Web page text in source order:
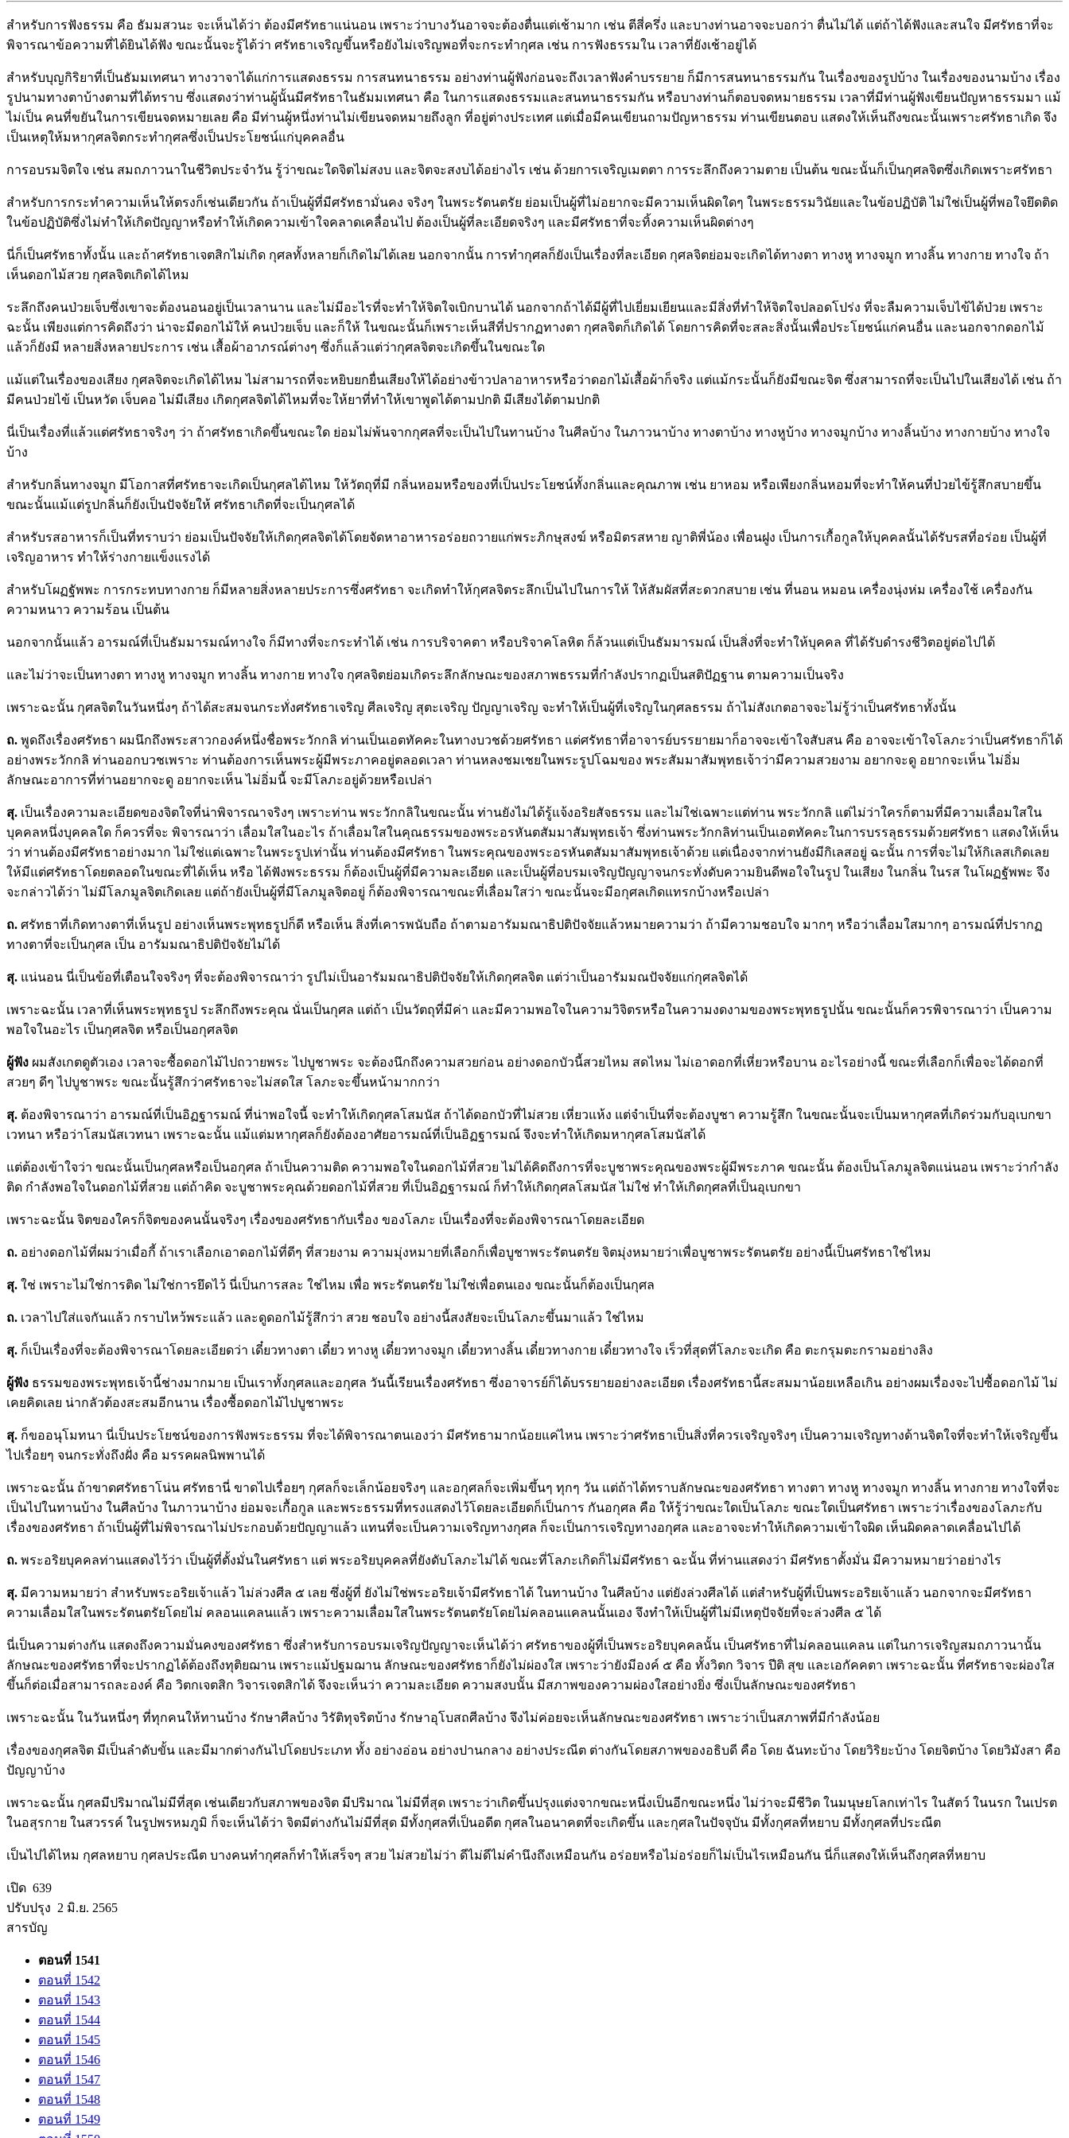
สำหรับการฟังธรรม คือ ธัมมสวนะ จะเห็นได้ว่า ต้องมีศรัทธาแน่นอน เพราะว่าบางวันอาจจะต้องตื่นแต่เช้ามาก เช่น ตีสี่ครึ่ง และบางท่านอาจจะบอกว่า ตื่นไม่ได้ แต่ถ้าได้ฟังและสนใจ มีศรัทธาที่จะ
พิจารณาข้อความที่ได้ยินได้ฟัง ขณะนั้นจะรู้ได้ว่า ศรัทธาเจริญขึ้นหรือยังไม่เจริญพอที่จะกระทำกุศล เช่น การฟังธรรมใน เวลาที่ยังเช้าอยู่ได้
สำหรับบุญกิริยาที่เป็นธัมมเทศนา ทางวาจาได้แก่การแสดงธรรม การสนทนาธรรม อย่างท่านผู้ฟังก่อนจะถึงเวลาฟังคำบรรยาย ก็มีการสนทนาธรรมกัน ในเรื่องของรูปบ้าง ในเรื่องของนามบ้าง เรื่อง
รูปนามทางตาบ้างตามที่ได้ทราบ ซึ่งแสดงว่าท่านผู้นั้นมีศรัทธาในธัมมเทศนา คือ ในการแสดงธรรมและสนทนาธรรมกัน หรือบางท่านก็ตอบจดหมายธรรม เวลาที่มีท่านผู้ฟังเขียนปัญหาธรรมมา แม้
ไม่เป็น คนที่ขยันในการเขียนจดหมายเลย คือ มีท่านผู้หนึ่งท่านไม่เขียนจดหมายถึงลูก ที่อยู่ต่างประเทศ แต่เมื่อมีคนเขียนถามปัญหาธรรม ท่านเขียนตอบ แสดงให้เห็นถึงขณะนั้นเพราะศรัทธาเกิด จึง
เป็นเหตุให้มหากุศลจิตกระทำกุศลซึ่งเป็นประโยชน์แก่บุคคลอื่น
การอบรมจิตใจ เช่น สมถภาวนาในชีวิตประจำวัน รู้ว่าขณะใดจิตไม่สงบ และจิตจะสงบได้อย่างไร เช่น ด้วยการเจริญเมตตา การระลึกถึงความตาย เป็นต้น ขณะนั้นก็เป็นกุศลจิตซึ่งเกิดเพราะศรัทธา
สำหรับการกระทำความเห็นให้ตรงก็เช่นเดียวกัน ถ้าเป็นผู้ที่มีศรัทธามั่นคง จริงๆ ในพระรัตนตรัย ย่อมเป็นผู้ที่ไม่อยากจะมีความเห็นผิดใดๆ ในพระธรรมวินัยและในข้อปฏิบัติ ไม่ใช่เป็นผู้ที่พอใจยึดติด
ในข้อปฏิบัติซึ่งไม่ทำให้เกิดปัญญาหรือทำให้เกิดความเข้าใจคลาดเคลื่อนไป ต้องเป็นผู้ที่ละเอียดจริงๆ และมีศรัทธาที่จะทิ้งความเห็นผิดต่างๆ
นี่ก็เป็นศรัทธาทั้งนั้น และถ้าศรัทธาเจตสิกไม่เกิด กุศลทั้งหลายก็เกิดไม่ได้เลย นอกจากนั้น การทำกุศลก็ยังเป็นเรื่องที่ละเอียด กุศลจิตย่อมจะเกิดได้ทางตา ทางหู ทางจมูก ทางลิ้น ทางกาย ทางใจ ถ้า
เห็นดอกไม้สวย กุศลจิตเกิดได้ไหม
ระลึกถึงคนป่วยเจ็บซึ่งเขาจะต้องนอนอยู่เป็นเวลานาน และไม่มีอะไรที่จะทำให้จิตใจเบิกบานได้ นอกจากถ้าได้มีผู้ที่ไปเยี่ยมเยียนและมีสิ่งที่ทำให้จิตใจปลอดโปร่ง ที่จะลืมความเจ็บไข้ได้ป่วย เพราะ
ฉะนั้น เพียงแต่การคิดถึงว่า น่าจะมีดอกไม้ให้ คนป่วยเจ็บ และก็ให้ ในขณะนั้นก็เพราะเห็นสีที่ปรากฏทางตา กุศลจิตก็เกิดได้ โดยการคิดที่จะสละสิ่งนั้นเพื่อประโยชน์แก่คนอื่น และนอกจากดอกไม้
แล้วก็ยังมี หลายสิ่งหลายประการ เช่น เสื้อผ้าอาภรณ์ต่างๆ ซึ่งก็แล้วแต่ว่ากุศลจิตจะเกิดขึ้นในขณะใด
แม้แต่ในเรื่องของเสียง กุศลจิตจะเกิดได้ไหม ไม่สามารถที่จะหยิบยกยื่นเสียงให้ได้อย่างข้าวปลาอาหารหรือว่าดอกไม้เสื้อผ้าก็จริง แต่แม้กระนั้นก็ยังมีขณะจิต ซึ่งสามารถที่จะเป็นไปในเสียงได้ เช่น ถ้า
มีคนป่วยไข้ เป็นหวัด เจ็บคอ ไม่มีเสียง เกิดกุศลจิตได้ไหมที่จะให้ยาที่ทำให้เขาพูดได้ตามปกติ มีเสียงได้ตามปกติ
นี่เป็นเรื่องที่แล้วแต่ศรัทธาจริงๆ ว่า ถ้าศรัทธาเกิดขึ้นขณะใด ย่อมไม่พ้นจากกุศลที่จะเป็นไปในทานบ้าง ในศีลบ้าง ในภาวนาบ้าง ทางตาบ้าง ทางหูบ้าง ทางจมูกบ้าง ทางลิ้นบ้าง ทางกายบ้าง ทางใจ
บ้าง
สำหรับกลิ่นทางจมูก มีโอกาสที่ศรัทธาจะเกิดเป็นกุศลได้ไหม ให้วัตถุที่มี กลิ่นหอมหรือของที่เป็นประโยชน์ทั้งกลิ่นและคุณภาพ เช่น ยาหอม หรือเพียงกลิ่นหอมที่จะทำให้คนที่ป่วยไข้รู้สึกสบายขึ้น
ขณะนั้นแม้แต่รูปกลิ่นก็ยังเป็นปัจจัยให้ ศรัทธาเกิดที่จะเป็นกุศลได้
สำหรับรสอาหารก็เป็นที่ทราบว่า ย่อมเป็นปัจจัยให้เกิดกุศลจิตได้โดยจัดหาอาหารอร่อยถวายแก่พระภิกษุสงฆ์ หรือมิตรสหาย ญาติพี่น้อง เพื่อนฝูง เป็นการเกื้อกูลให้บุคคลนั้นได้รับรสที่อร่อย เป็นผู้ที่
เจริญอาหาร ทำให้ร่างกายแข็งแรงได้
สำหรับโผฏฐัพพะ การกระทบทางกาย ก็มีหลายสิ่งหลายประการซึ่งศรัทธา จะเกิดทำให้กุศลจิตระลึกเป็นไปในการให้ ให้สัมผัสที่สะดวกสบาย เช่น ที่นอน หมอน เครื่องนุ่งห่ม เครื่องใช้ เครื่องกัน
ความหนาว ความร้อน เป็นต้น
นอกจากนั้นแล้ว อารมณ์ที่เป็นธัมมารมณ์ทางใจ ก็มีทางที่จะกระทำได้ เช่น การบริจาคตา หรือบริจาคโลหิต ก็ล้วนแต่เป็นธัมมารมณ์ เป็นสิ่งที่จะทำให้บุคคล ที่ได้รับดำรงชีวิตอยู่ต่อไปได้
และไม่ว่าจะเป็นทางตา ทางหู ทางจมูก ทางลิ้น ทางกาย ทางใจ กุศลจิตย่อมเกิดระลึกลักษณะของสภาพธรรมที่กำลังปรากฏเป็นสติปัฏฐาน ตามความเป็นจริง
เพราะฉะนั้น กุศลจิตในวันหนึ่งๆ ถ้าได้สะสมจนกระทั่งศรัทธาเจริญ ศีลเจริญ สุตะเจริญ ปัญญาเจริญ จะทำให้เป็นผู้ที่เจริญในกุศลธรรม ถ้าไม่สังเกตอาจจะไม่รู้ว่าเป็นศรัทธาทั้งนั้น
ถ. พูดถึงเรื่องศรัทธา ผมนึกถึงพระสาวกองค์หนึ่งชื่อพระวักกลิ ท่านเป็นเอตทัคคะในทางบวชด้วยศรัทธา แต่ศรัทธาที่อาจารย์บรรยายมาก็อาจจะเข้าใจสับสน คือ อาจจะเข้าใจโลภะว่าเป็นศรัทธาก็ได้
อย่างพระวักกลิ ท่านออกบวชเพราะ ท่านต้องการเห็นพระผู้มีพระภาคอยู่ตลอดเวลา ท่านหลงชมเชยในพระรูปโฉมของ พระสัมมาสัมพุทธเจ้าว่ามีความสวยงาม อยากจะดู อยากจะเห็น ไม่อิ่ม
ลักษณะอาการที่ท่านอยากจะดู อยากจะเห็น ไม่อิ่มนี้ จะมีโลภะอยู่ด้วยหรือเปล่า
สุ. เป็นเรื่องความละเอียดของจิตใจที่น่าพิจารณาจริงๆ เพราะท่าน พระวักกลิในขณะนั้น ท่านยังไม่ได้รู้แจ้งอริยสัจธรรม และไม่ใช่เฉพาะแต่ท่าน พระวักกลิ แต่ไม่ว่าใครก็ตามที่มีความเลื่อมใสใน
บุคคลหนึ่งบุคคลใด ก็ควรที่จะ พิจารณาว่า เลื่อมใสในอะไร ถ้าเลื่อมใสในคุณธรรมของพระอรหันตสัมมาสัมพุทธเจ้า ซึ่งท่านพระวักกลิท่านเป็นเอตทัคคะในการบรรลุธรรมด้วยศรัทธา แสดงให้เห็น
ว่า ท่านต้องมีศรัทธาอย่างมาก ไม่ใช่แต่เฉพาะในพระรูปเท่านั้น ท่านต้องมีศรัทธา ในพระคุณของพระอรหันตสัมมาสัมพุทธเจ้าด้วย แต่เนื่องจากท่านยังมีกิเลสอยู่ ฉะนั้น การที่จะไม่ให้กิเลสเกิดเลย
ให้มีแต่ศรัทธาโดยตลอดในขณะที่ได้เห็น หรือ ได้ฟังพระธรรม ก็ต้องเป็นผู้ที่มีความละเอียด และเป็นผู้ที่อบรมเจริญปัญญาจนกระทั่งดับความยินดีพอใจในรูป ในเสียง ในกลิ่น ในรส ในโผฏฐัพพะ จึง
จะกล่าวได้ว่า ไม่มีโลภมูลจิตเกิดเลย แต่ถ้ายังเป็นผู้ที่มีโลภมูลจิตอยู่ ก็ต้องพิจารณาขณะที่เลื่อมใสว่า ขณะนั้นจะมีอกุศลเกิดแทรกบ้างหรือเปล่า
ถ. ศรัทธาที่เกิดทางตาที่เห็นรูป อย่างเห็นพระพุทธรูปก็ดี หรือเห็น สิ่งที่เคารพนับถือ ถ้าตามอารัมมณาธิปติปัจจัยแล้วหมายความว่า ถ้ามีความชอบใจ มากๆ หรือว่าเลื่อมใสมากๆ อารมณ์ที่ปรากฏ
ทางตาที่จะเป็นกุศล เป็น อารัมมณาธิปติปัจจัยไม่ได้
สุ. แน่นอน นี่เป็นข้อที่เตือนใจจริงๆ ที่จะต้องพิจารณาว่า รูปไม่เป็นอารัมมณาธิปติปัจจัยให้เกิดกุศลจิต แต่ว่าเป็นอารัมมณปัจจัยแก่กุศลจิตได้
เพราะฉะนั้น เวลาที่เห็นพระพุทธรูป ระลึกถึงพระคุณ นั่นเป็นกุศล แต่ถ้า เป็นวัตถุที่มีค่า และมีความพอใจในความวิจิตรหรือในความงดงามของพระพุทธรูปนั้น ขณะนั้นก็ควรพิจารณาว่า เป็นความ
พอใจในอะไร เป็นกุศลจิต หรือเป็นอกุศลจิต
ผู้ฟัง ผมสังเกตดูตัวเอง เวลาจะซื้อดอกไม้ไปถวายพระ ไปบูชาพระ จะต้องนึกถึงความสวยก่อน อย่างดอกบัวนี้สวยไหม สดไหม ไม่เอาดอกที่เหี่ยวหรือบาน อะไรอย่างนี้ ขณะที่เลือกก็เพื่อจะได้ดอกที่
สวยๆ ดีๆ ไปบูชาพระ ขณะนั้นรู้สึกว่าศรัทธาจะไม่สดใส โลภะจะขึ้นหน้ามากกว่า
สุ. ต้องพิจารณาว่า อารมณ์ที่เป็นอิฏฐารมณ์ ที่น่าพอใจนี้ จะทำให้เกิดกุศลโสมนัส ถ้าได้ดอกบัวที่ไม่สวย เหี่ยวแห้ง แต่จำเป็นที่จะต้องบูชา ความรู้สึก ในขณะนั้นจะเป็นมหากุศลที่เกิดร่วมกับอุเบกขา
เวทนา หรือว่าโสมนัสเวทนา เพราะฉะนั้น แม้แต่มหากุศลก็ยังต้องอาศัยอารมณ์ที่เป็นอิฏฐารมณ์ จึงจะทำให้เกิดมหากุศลโสมนัสได้
แต่ต้องเข้าใจว่า ขณะนั้นเป็นกุศลหรือเป็นอกุศล ถ้าเป็นความติด ความพอใจในดอกไม้ที่สวย ไม่ได้คิดถึงการที่จะบูชาพระคุณของพระผู้มีพระภาค ขณะนั้น ต้องเป็นโลภมูลจิตแน่นอน เพราะว่ากำลัง
ติด กำลังพอใจในดอกไม้ที่สวย แต่ถ้าคิด จะบูชาพระคุณด้วยดอกไม้ที่สวย ที่เป็นอิฏฐารมณ์ ก็ทำให้เกิดกุศลโสมนัส ไม่ใช่ ทำให้เกิดกุศลที่เป็นอุเบกขา
เพราะฉะนั้น จิตของใครก็จิตของคนนั้นจริงๆ เรื่องของศรัทธากับเรื่อง ของโลภะ เป็นเรื่องที่จะต้องพิจารณาโดยละเอียด
ถ. อย่างดอกไม้ที่ผมว่าเมื่อกี้ ถ้าเราเลือกเอาดอกไม้ที่ดีๆ ที่สวยงาม ความมุ่งหมายที่เลือกก็เพื่อบูชาพระรัตนตรัย จิตมุ่งหมายว่าเพื่อบูชาพระรัตนตรัย อย่างนี้เป็นศรัทธาใช่ไหม
สุ. ใช่ เพราะไม่ใช่การติด ไม่ใช่การยึดไว้ นี่เป็นการสละ ใช่ไหม เพื่อ พระรัตนตรัย ไม่ใช่เพื่อตนเอง ขณะนั้นก็ต้องเป็นกุศล
ถ. เวลาไปใส่แจกันแล้ว กราบไหว้พระแล้ว และดูดอกไม้รู้สึกว่า สวย ชอบใจ อย่างนี้สงสัยจะเป็นโลภะขึ้นมาแล้ว ใช่ไหม
สุ. ก็เป็นเรื่องที่จะต้องพิจารณาโดยละเอียดว่า เดี๋ยวทางตา เดี๋ยว ทางหู เดี๋ยวทางจมูก เดี๋ยวทางลิ้น เดี๋ยวทางกาย เดี๋ยวทางใจ เร็วที่สุดที่โลภะจะเกิด คือ ตะกรุมตะกรามอย่างลิง
ผู้ฟัง ธรรมของพระพุทธเจ้านี้ช่างมากมาย เป็นเราทั้งกุศลและอกุศล วันนี้เรียนเรื่องศรัทธา ซึ่งอาจารย์ก็ได้บรรยายอย่างละเอียด เรื่องศรัทธานี้สะสมมาน้อยเหลือเกิน อย่างผมเรื่องจะไปซื้อดอกไม้ ไม่
เคยคิดเลย น่ากลัวต้องสะสมอีกนาน เรื่องซื้อดอกไม้ไปบูชาพระ
สุ. ก็ขออนุโมทนา นี่เป็นประโยชน์ของการฟังพระธรรม ที่จะได้พิจารณาตนเองว่า มีศรัทธามากน้อยแค่ไหน เพราะว่าศรัทธาเป็นสิ่งที่ควรเจริญจริงๆ เป็นความเจริญทางด้านจิตใจที่จะทำให้เจริญขึ้น
ไปเรื่อยๆ จนกระทั่งถึงฝั่ง คือ มรรคผลนิพพานได้
เพราะฉะนั้น ถ้าขาดศรัทธาโน่น ศรัทธานี่ ขาดไปเรื่อยๆ กุศลก็จะเล็กน้อยจริงๆ และอกุศลก็จะเพิ่มขึ้นๆ ทุกๆ วัน แต่ถ้าได้ทราบลักษณะของศรัทธา ทางตา ทางหู ทางจมูก ทางลิ้น ทางกาย ทางใจที่จะ
เป็นไปในทานบ้าง ในศีลบ้าง ในภาวนาบ้าง ย่อมจะเกื้อกูล และพระธรรมที่ทรงแสดงไว้โดยละเอียดก็เป็นการ กันอกุศล คือ ให้รู้ว่าขณะใดเป็นโลภะ ขณะใดเป็นศรัทธา เพราะว่าเรื่องของโลภะกับ
เรื่องของศรัทธา ถ้าเป็นผู้ที่ไม่พิจารณาไม่ประกอบด้วยปัญญาแล้ว แทนที่จะเป็นความเจริญทางกุศล ก็จะเป็นการเจริญทางอกุศล และอาจจะทำให้เกิดความเข้าใจผิด เห็นผิดคลาดเคลื่อนไปได้
ถ. พระอริยบุคคลท่านแสดงไว้ว่า เป็นผู้ที่ตั้งมั่นในศรัทธา แต่ พระอริยบุคคลที่ยังดับโลภะไม่ได้ ขณะที่โลภะเกิดก็ไม่มีศรัทธา ฉะนั้น ที่ท่านแสดงว่า มีศรัทธาตั้งมั่น มีความหมายว่าอย่างไร
สุ. มีความหมายว่า สำหรับพระอริยเจ้าแล้ว ไม่ล่วงศีล ๕ เลย ซึ่งผู้ที่ ยังไม่ใช่พระอริยเจ้ามีศรัทธาได้ ในทานบ้าง ในศีลบ้าง แต่ยังล่วงศีลได้ แต่สำหรับผู้ที่เป็นพระอริยเจ้าแล้ว นอกจากจะมีศรัทธา
ความเลื่อมใสในพระรัตนตรัยโดยไม่ คลอนแคลนแล้ว เพราะความเลื่อมใสในพระรัตนตรัยโดยไม่คลอนแคลนนั้นเอง จึงทำให้เป็นผู้ที่ไม่มีเหตุปัจจัยที่จะล่วงศีล ๕ ได้
นี่เป็นความต่างกัน แสดงถึงความมั่นคงของศรัทธา ซึ่งสำหรับการอบรมเจริญปัญญาจะเห็นได้ว่า ศรัทธาของผู้ที่เป็นพระอริยบุคคลนั้น เป็นศรัทธาที่ไม่คลอนแคลน แต่ในการเจริญสมถภาวนานั้น
ลักษณะของศรัทธาที่จะปรากฏได้ต้องถึงทุติยฌาน เพราะแม้ปฐมฌาน ลักษณะของศรัทธาก็ยังไม่ผ่องใส เพราะว่ายังมีองค์ ๕ คือ ทั้งวิตก วิจาร ปีติ สุข และเอกัคคตา เพราะฉะนั้น ที่ศรัทธาจะผ่องใส
ขึ้นก็ต่อเมื่อสามารถละองค์ คือ วิตกเจตสิก วิจารเจตสิกได้ จึงจะเห็นว่า ความละเอียด ความสงบนั้น มีสภาพของความผ่องใสอย่างยิ่ง ซึ่งเป็นลักษณะของศรัทธา
เพราะฉะนั้น ในวันหนึ่งๆ ที่ทุกคนให้ทานบ้าง รักษาศีลบ้าง วิรัติทุจริตบ้าง รักษาอุโบสถศีลบ้าง จึงไม่ค่อยจะเห็นลักษณะของศรัทธา เพราะว่าเป็นสภาพที่มีกำลังน้อย
เรื่องของกุศลจิต มีเป็นลำดับขั้น และมีมากต่างกันไปโดยประเภท ทั้ง อย่างอ่อน อย่างปานกลาง อย่างประณีต ต่างกันโดยสภาพของอธิบดี คือ โดย ฉันทะบ้าง โดยวิริยะบ้าง โดยจิตบ้าง โดยวิมังสา คือ
ปัญญาบ้าง
เพราะฉะนั้น กุศลมีปริมาณไม่มีที่สุด เช่นเดียวกับสภาพของจิต มีปริมาณ ไม่มีที่สุด เพราะว่าเกิดขึ้นปรุงแต่งจากขณะหนึ่งเป็นอีกขณะหนึ่ง ไม่ว่าจะมีชีวิต ในมนุษยโลกเท่าไร ในสัตว์ ในนรก ในเปรต
ในอสุรกาย ในสวรรค์ ในรูปพรหมภูมิ ก็จะเห็นได้ว่า จิตมีต่างกันไม่มีที่สุด มีทั้งกุศลที่เป็นอดีต กุศลในอนาคตที่จะเกิดขึ้น และกุศลในปัจจุบัน มีทั้งกุศลที่หยาบ มีทั้งกุศลที่ประณีต
เป็นไปได้ไหม กุศลหยาบ กุศลประณีต บางคนทำกุศลก็ทำให้เสร็จๆ สวย ไม่สวยไม่ว่า ดีไม่ดีไม่คำนึงถึงเหมือนกัน อร่อยหรือไม่อร่อยก็ไม่เป็นไรเหมือนกัน นี่ก็แสดงให้เห็นถึงกุศลที่หยาบ
เปิด 639
ปรับปรุง 2 มิ.ย. 2565
สารบัญ
ตอนที่ 1541
ตอนที่ 1542
ตอนที่ 1543
ตอนที่ 1544
ตอนที่ 1545
ตอนที่ 1546
ตอนที่ 1547
ตอนที่ 1548
ตอนที่ 1549